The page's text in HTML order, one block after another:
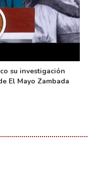
su investigación
El Mayo Zambada